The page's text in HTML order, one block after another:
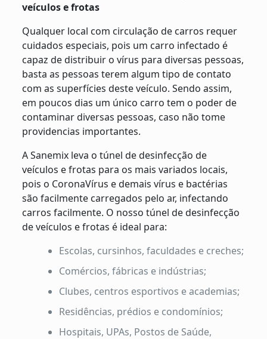
veículos e frotas
Qualquer local com circulação de carros requer
cuidados especiais, pois um carro infectado é
capaz de distribuir o vírus para diversas pessoas,
basta as pessoas terem algum tipo de contato
com as superfícies deste veículo. Sendo assim,
em poucos dias um único carro tem o poder de
contaminar diversas pessoas, caso não tome
providencias importantes.
A Sanemix leva o túnel de desinfecção de
veículos e frotas para os mais variados locais,
pois o CoronaVírus e demais vírus e bactérias
são facilmente carregados pelo ar, infectando
carros facilmente. O nosso túnel de desinfecção
de veículos e frotas é ideal para:
Escolas, cursinhos, faculdades e creches;
Comércios, fábricas e indústrias;
Clubes, centros esportivos e academias;
Residências, prédios e condomínios;
Hospitais, UPAs, Postos de Saúde,